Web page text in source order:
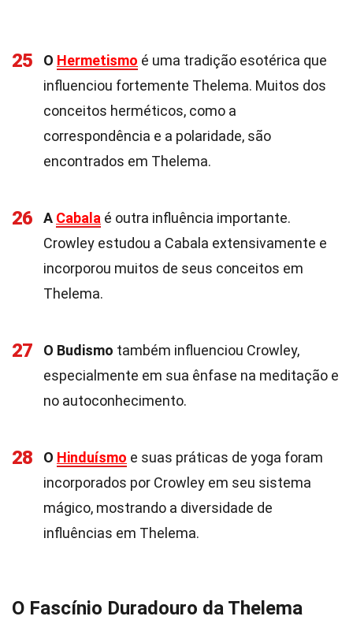
25 O Hermetismo é uma tradição esotérica que
influenciou fortemente Thelema. Muitos dos
conceitos herméticos, como a
correspondência e a polaridade, são
encontrados em Thelema.
26 A Cabala é outra influência importante.
Crowley estudou a Cabala extensivamente e
incorporou muitos de seus conceitos em
Thelema.
27 O Budismo também influenciou Crowley,
especialmente em sua ênfase na meditação e
no autoconhecimento.
28 O Hinduísmo e suas práticas de yoga foram
incorporados por Crowley em seu sistema
mágico, mostrando a diversidade de
influências em Thelema.
O Fascínio Duradouro da Thelema